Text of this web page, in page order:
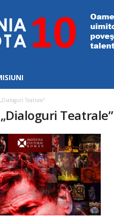
„Dialoguri Teatrale”
Teatrale”